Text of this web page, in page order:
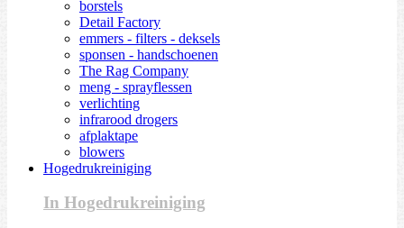
borstels
Detail Factory
emmers - filters - deksels
sponsen - handschoenen
The Rag Company
meng - sprayflessen
verlichting
infrarood drogers
afplaktape
blowers
Hogedrukreiniging
In Hogedrukreiniging